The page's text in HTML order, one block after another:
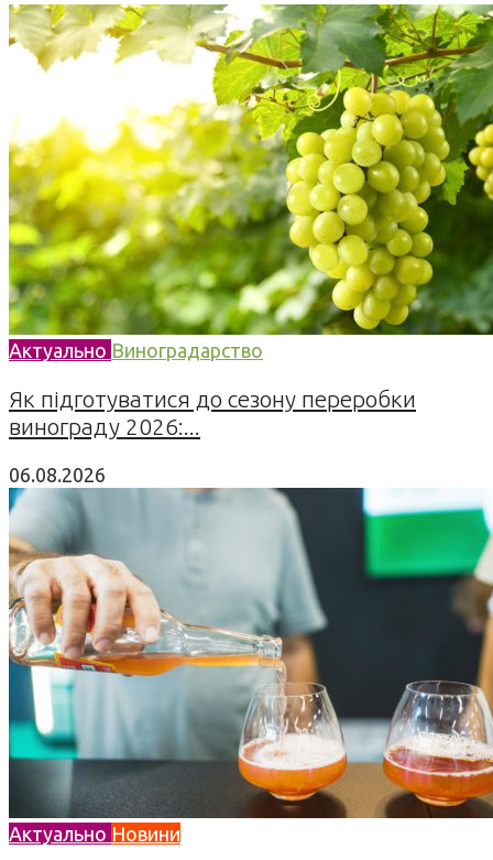
Актуально Виноградарство
Як підготуватися до сезону переробки
винограду 2026:...
06.08.2026
Актуально Новини